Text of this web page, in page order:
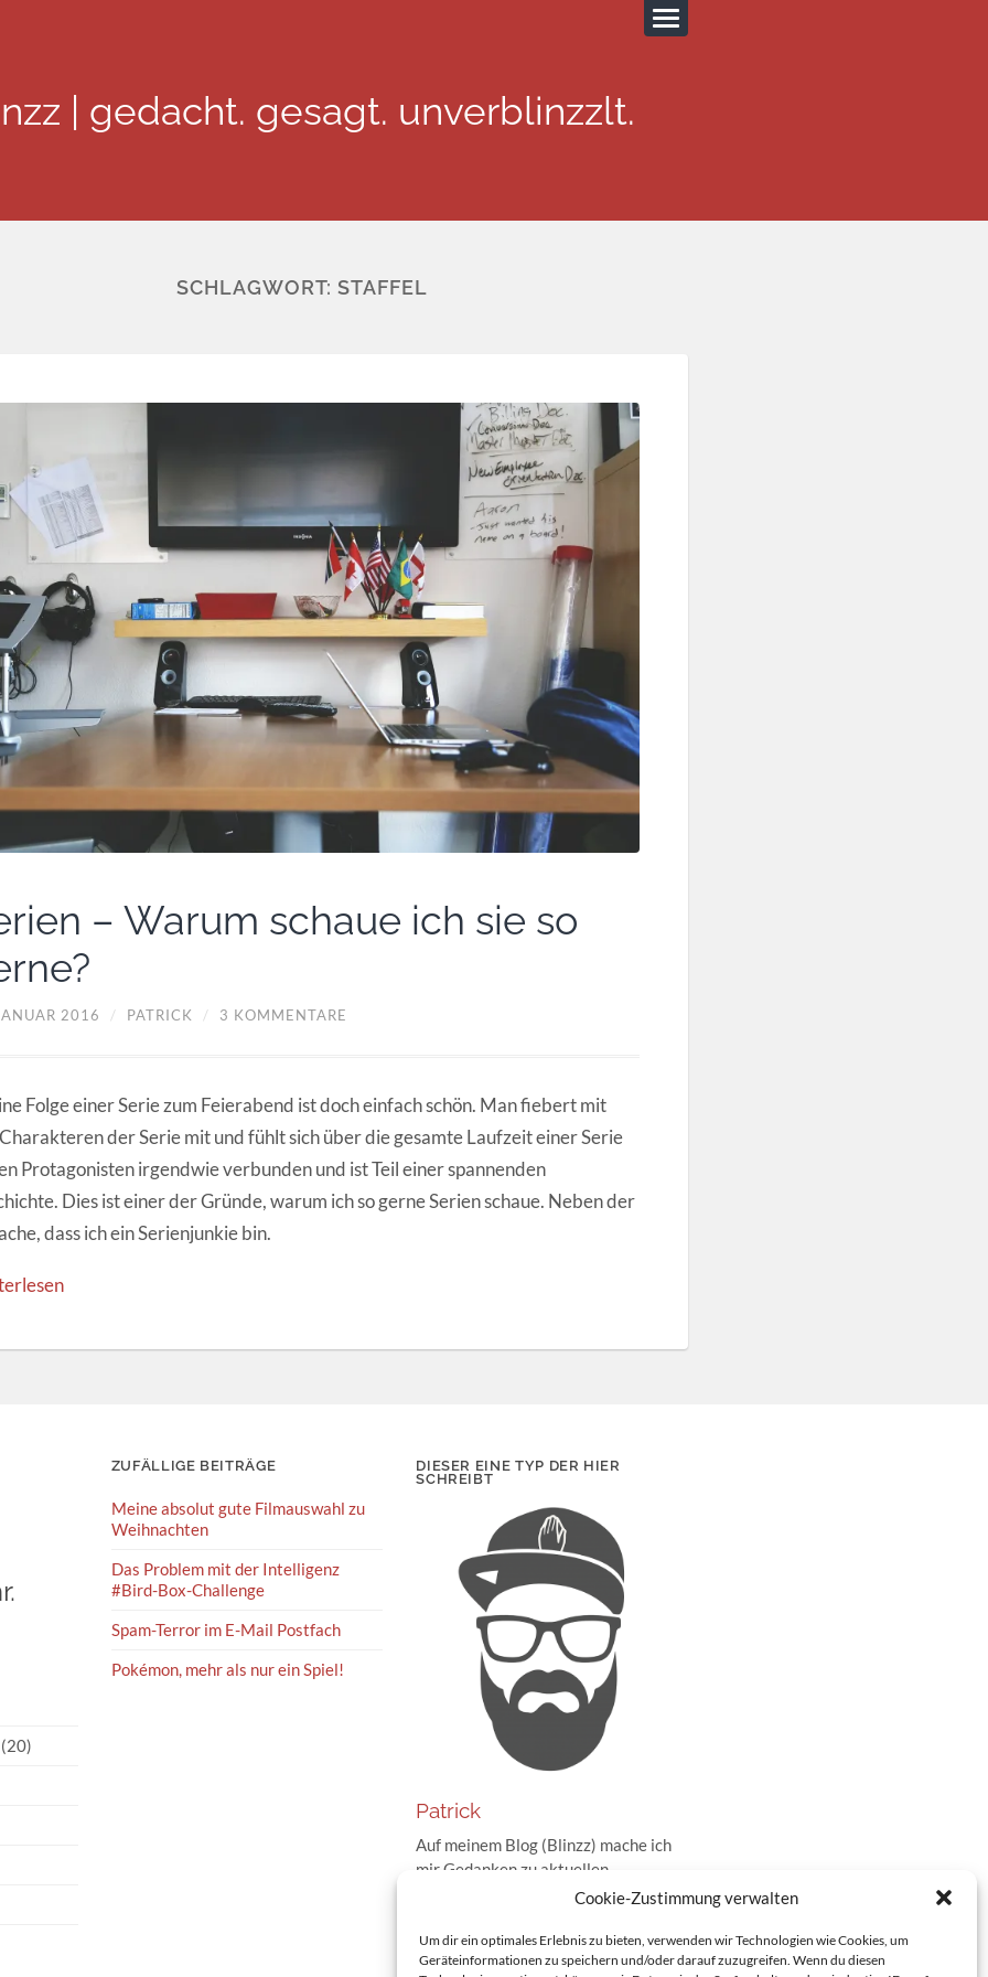
Cookie-Zustimmung verwalten
Um dir ein optimales Erlebnis zu bieten, verwenden wir Technologien wie Cookies, um
Geräteinformationen zu speichern und/oder darauf zuzugreifen. Wenn du diesen
| gedacht. gesagt. unverblinzzlt.
SCHLAGWORT:STAFFEL
– Warum schaue ich sie so
2016 / PATRICK / 3 KOMMENTARE
Folge einer Serie zum Feierabend ist doch einfach schön. Man fiebert mit
der Serie mit und fühlt sich über die gesamte Laufzeit einer Serie
Protagonisten irgendwie verbunden und ist Teil einer spannenden
Dies ist einer der Gründe, warum ich so gerne Serien schaue. Neben der
dass ich ein Serienjunkie bin.
ZUFÄLLIGE BEITRÄGE
Meine absolut gute Filmauswahl zu
Weihnachten
Das Problem mit der Intelligenz
#Bird-Box-Challenge
Spam-Terror im E-Mail Postfach
Pokémon, mehr als nur ein Spiel!
DIESER EINE TYP DER HIER
SCHREIBT
Patrick
Auf meinem Blog (Blinzz) mache ich
mir Gedanken zu aktuellen
Geschehnissen in der realen Welt
Meinung darüber ab. Darüber hinaus
schreibe ich auch noch über die